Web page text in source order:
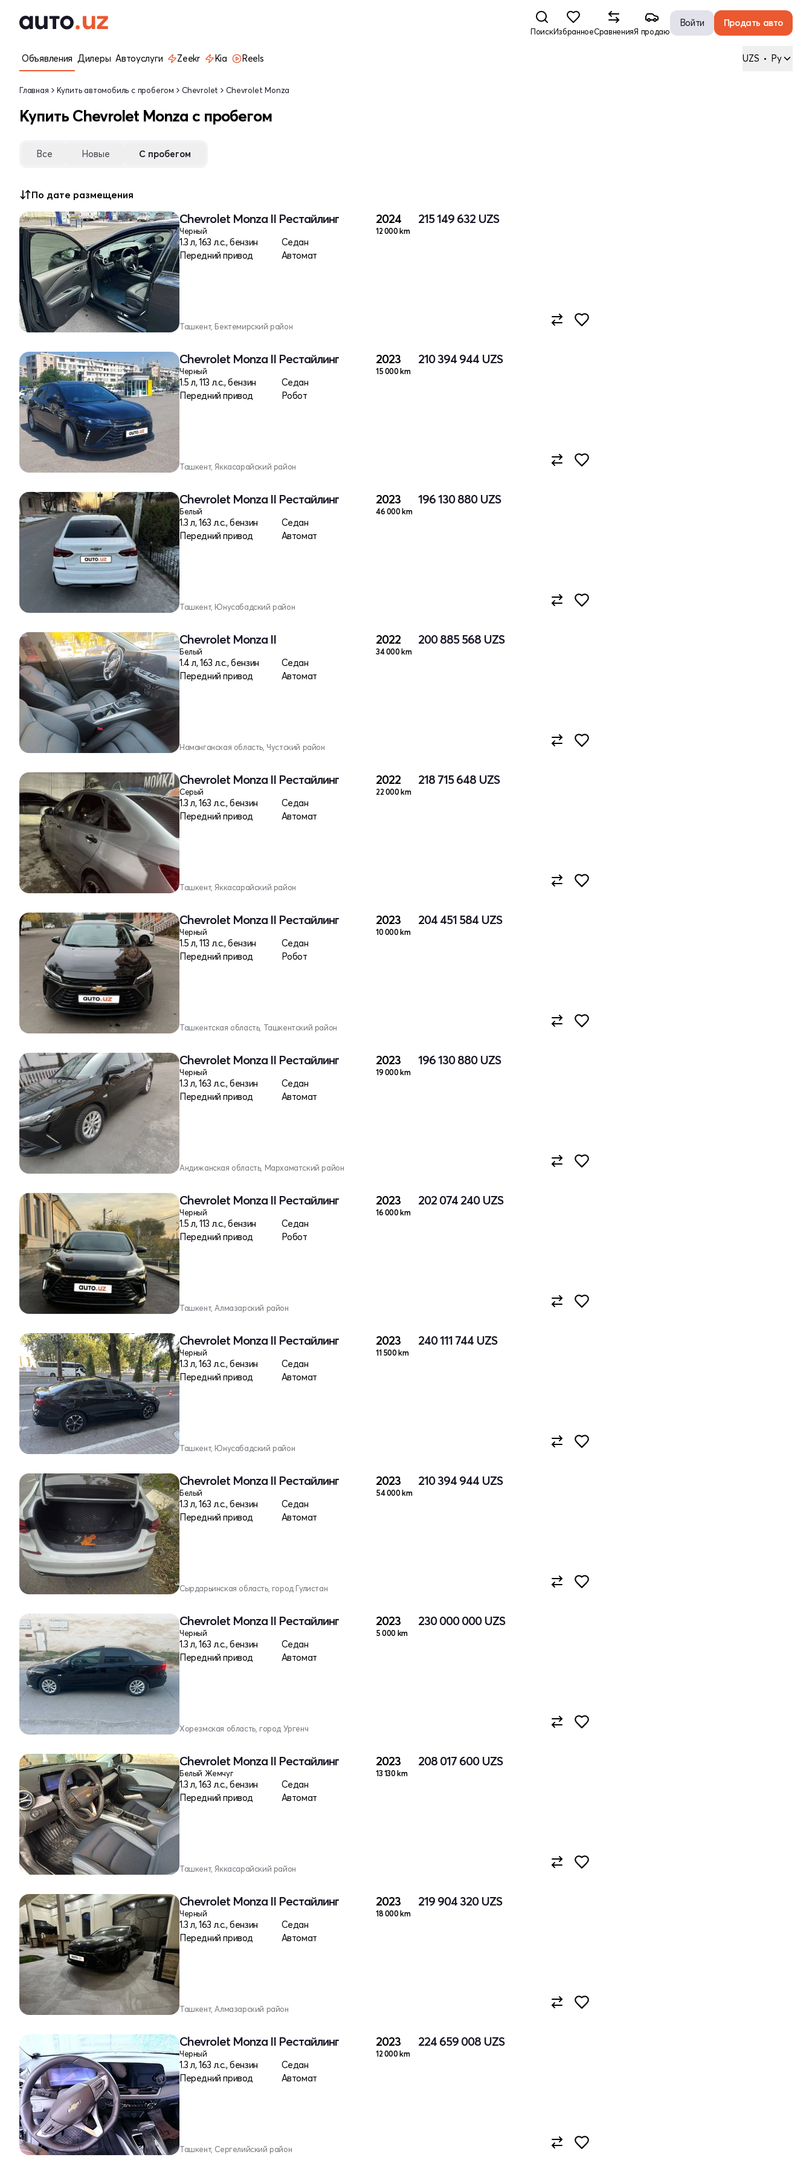
ПоискИзбранноеСравненияЯ продаю
Войти Продать авто
Объявления Дилеры Автоуслуги Zeekr Kia Reels UZS • Ру
Главная Купить автомобиль с пробегом Chevrolet Chevrolet Monza
Купить Chevrolet Monza с пробегом
Все Новые С пробегом
По дате размещения
Chevrolet Monza II Рестайлинг
Черный
1.3 л, 163 л.с., бензин
Седан
Передний привод
Автомат
2024
12 000 km
215 149 632 UZS
Ташкент, Бектемирский район
Chevrolet Monza II Рестайлинг
Черный
1.5 л, 113 л.с., бензин
Седан
Передний привод
Робот
2023
15 000 km
210 394 944 UZS
Ташкент, Яккасарайский район
Chevrolet Monza II Рестайлинг
Белый
1.3 л, 163 л.с., бензин
Седан
Передний привод
Автомат
2023
46 000 km
196 130 880 UZS
Ташкент, Юнусабадский район
Chevrolet Monza II
Белый
1.4 л, 163 л.с., бензин
Седан
Передний привод
Автомат
2022
34 000 km
200 885 568 UZS
Наманганская область, Чустский район
Chevrolet Monza II Рестайлинг
Серый
1.3 л, 163 л.с., бензин
Седан
Передний привод
Автомат
2022
22 000 km
218 715 648 UZS
Ташкент, Яккасарайский район
Chevrolet Monza II Рестайлинг
Черный
1.5 л, 113 л.с., бензин
Седан
Передний привод
Робот
2023
10 000 km
204 451 584 UZS
Ташкентская область, Ташкентский район
Chevrolet Monza II Рестайлинг
Черный
1.3 л, 163 л.с., бензин
Седан
Передний привод
Автомат
2023
19 000 km
196 130 880 UZS
Андижанская область, Мархаматский район
Chevrolet Monza II Рестайлинг
Черный
1.5 л, 113 л.с., бензин
Седан
Передний привод
Робот
2023
16 000 km
202 074 240 UZS
Ташкент, Алмазарский район
Chevrolet Monza II Рестайлинг
Черный
1.3 л, 163 л.с., бензин
Седан
Передний привод
Автомат
2023
11 500 km
240 111 744 UZS
Ташкент, Юнусабадский район
Chevrolet Monza II Рестайлинг
Белый
1.3 л, 163 л.с., бензин
Седан
Передний привод
Автомат
2023
54 000 km
210 394 944 UZS
Сырдарьинская область, город Гулистан
Chevrolet Monza II Рестайлинг
Черный
1.3 л, 163 л.с., бензин
Седан
Передний привод
Автомат
2023
5 000 km
230 000 000 UZS
Хорезмская область, город Ургенч
Chevrolet Monza II Рестайлинг
Белый Жемчуг
1.3 л, 163 л.с., бензин
Седан
Передний привод
Автомат
2023
13 130 km
208 017 600 UZS
Ташкент, Яккасарайский район
Chevrolet Monza II Рестайлинг
Черный
1.3 л, 163 л.с., бензин
Седан
Передний привод
Автомат
2023
18 000 km
219 904 320 UZS
Ташкент, Алмазарский район
Chevrolet Monza II Рестайлинг
Черный
1.3 л, 163 л.с., бензин
Седан
Передний привод
Автомат
2023
12 000 km
224 659 008 UZS
Ташкент, Сергелийский район